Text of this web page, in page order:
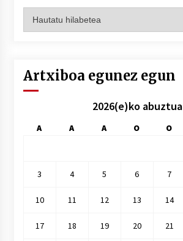
hilez
Artxiboa egunez egun
2026(e)ko abuztua
A A A O O
3 4 5 6 7
10 11 12 13 14
17 18 19 20 21